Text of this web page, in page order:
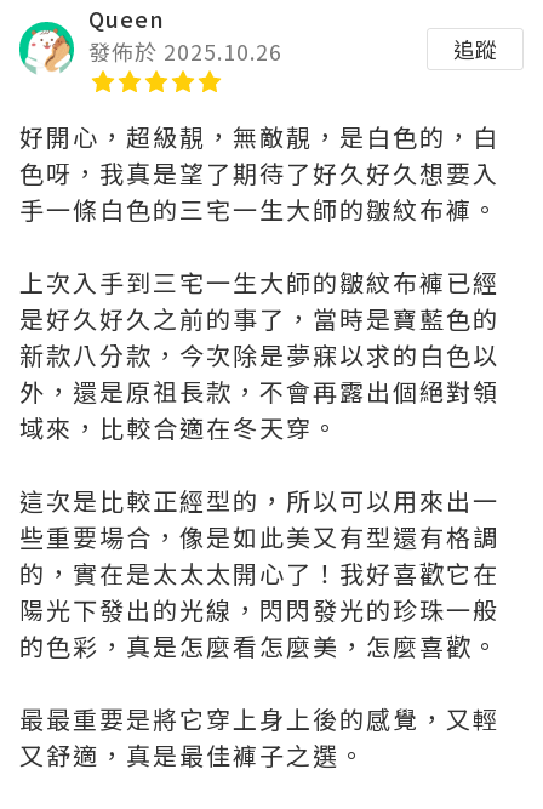
Queen
發佈於 2025.10.26
追蹤
好開心，超級靚，無敵靚，是白色的，白
色呀，我真是望了期待了好久好久想要入
手一條白色的三宅一生大師的皺紋布褲。
上次入手到三宅一生大師的皺紋布褲已經
是好久好久之前的事了，當時是寶藍色的
新款八分款，今次除是夢寐以求的白色以
外，還是原祖長款，不會再露出個絕對領
域來，比較合適在冬天穿。
這次是比較正經型的，所以可以用來出一
些重要場合，像是如此美又有型還有格調
的，實在是太太太開心了！我好喜歡它在
陽光下發出的光線，閃閃發光的珍珠一般
的色彩，真是怎麼看怎麼美，怎麼喜歡。
最最重要是將它穿上身上後的感覺，又輕
又舒適，真是最佳褲子之選。